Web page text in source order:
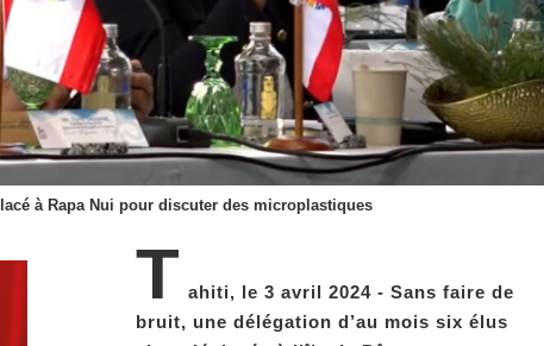
à Rapa Nui pour discuter des microplastiques
T ahiti, le 3 avril 2024 - Sans faire de
bruit, une délégation d’au mois six élus